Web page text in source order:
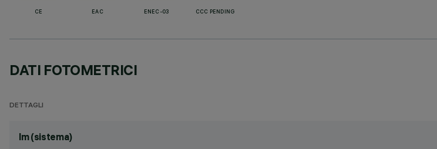
CE EAC ENEC-03 CCC PENDING
DATI FOTOMETRICI
DETTAGLI
lm (sistema)